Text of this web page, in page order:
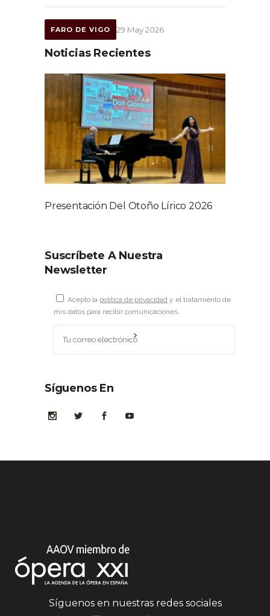
FARO DE VIGO 29 May 2026
Noticias Recientes
Presentación Del Otoño Lírico 2026
Suscríbete A Nuestra
Newsletter
Acepto la política de privacidad y el tratamiento de
mis datos para recibir comunicaciones.
Síguenos En
Síguenos en nuestras redes sociales